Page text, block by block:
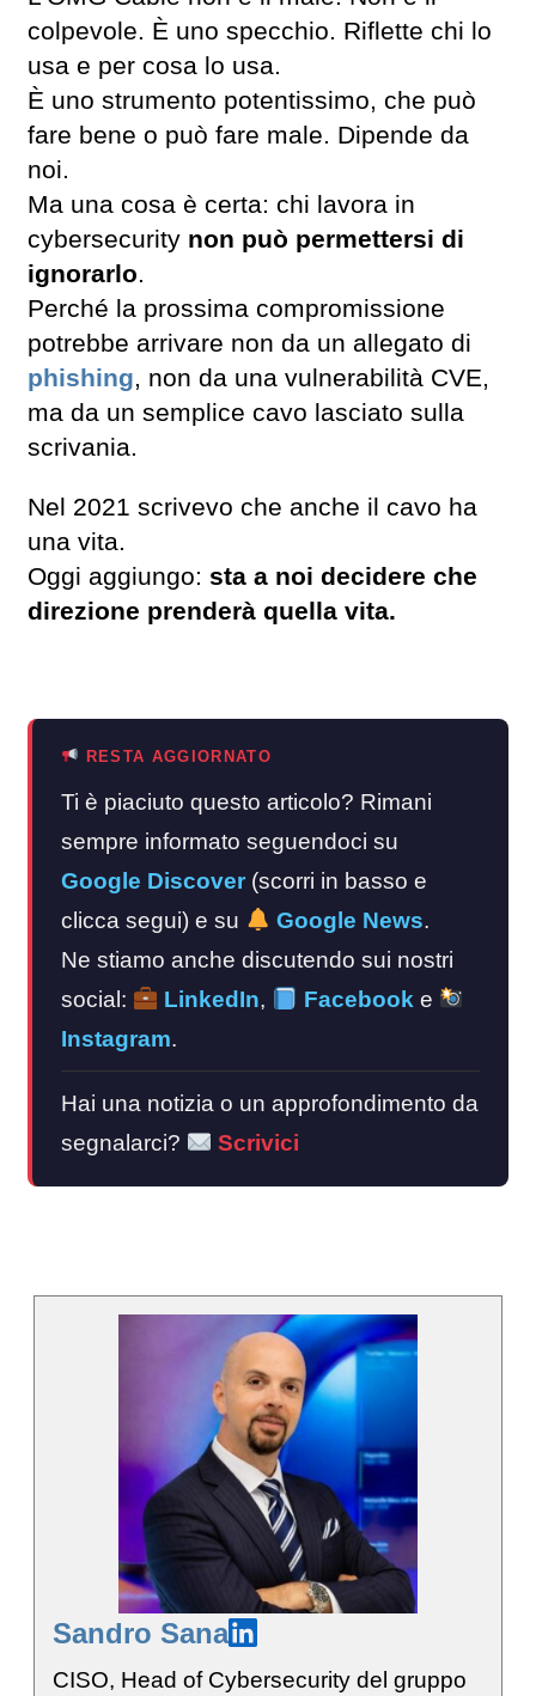
colpevole. È uno specchio. Riflette chi lo
usa e per cosa lo usa.
È uno strumento potentissimo, che può
fare bene o può fare male. Dipende da
noi.
Ma una cosa è certa: chi lavora in
cybersecurity non può permettersi di
ignorarlo.
Perché la prossima compromissione
potrebbe arrivare non da un allegato di
phishing, non da una vulnerabilità CVE,
ma da un semplice cavo lasciato sulla
scrivania.
Nel 2021 scrivevo che anche il cavo ha
una vita.
Oggi aggiungo: sta a noi decidere che
direzione prenderà quella vita.
RESTA AGGIORNATO
Ti è piaciuto questo articolo? Rimani
sempre informato seguendoci su
Google Discover (scorri in basso e
clicca segui) e su
Google News.
Ne stiamo anche discutendo sui nostri
social:
LinkedIn, Facebook e
Instagram.
Hai una notizia o un approfondimento da
segnalarci?
Scrivici
Sandro Sana
CISO, Head of Cybersecurity del gruppo